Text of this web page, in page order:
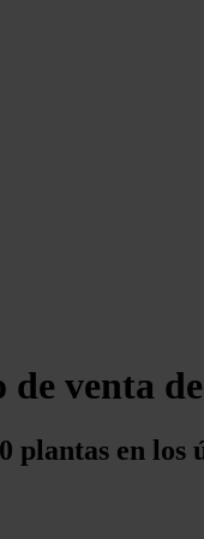
venta
plantas en los